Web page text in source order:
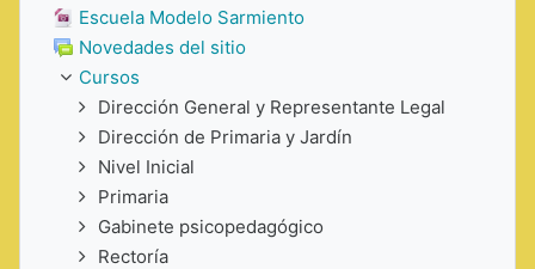
Escuela Modelo Sarmiento
Novedades del sitio
Cursos
Dirección General y Representante Legal
Dirección de Primaria y Jardín
Nivel Inicial
Primaria
Gabinete psicopedagógico
Rectoría